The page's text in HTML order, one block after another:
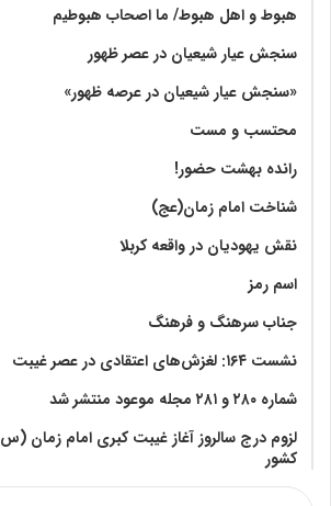
هبوط و اهل هبوط/ ما اصحاب هبوطیم
سنجش عیار شیعیان در عصر ظهور
«سنجش عیار شیعیان در عرصه ظهور»
محتسب و مست
رانده بهشت‌ حضور!
شناخت امام زمان(عج)
نقش یهودیان در واقعه کربلا
اسم رمز
جناب سرهنگ و فرهنگ
نشست ۱۶۴: لغزش‌های اعتقادی در عصر غیبت
شماره ۲۸۰ و ۲۸۱ مجله موعود منتشر شد
لزوم درج سالروز آغاز غیبت کبری امام زمان
کشور